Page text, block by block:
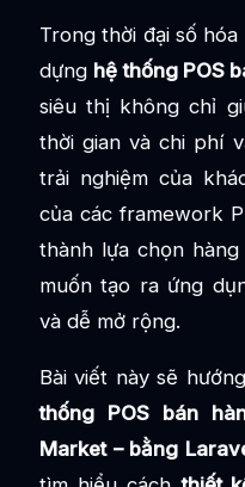
Trong thời đại số
dựng hệ thống POS
siêu thị không chỉ
thời gian và chi phí
trải nghiệm của
của các framework
thành lựa chọn
muốn tạo ra ứng
và dễ mở rộng.
Bài viết này sẽ
thống POS bán
Market – bằng